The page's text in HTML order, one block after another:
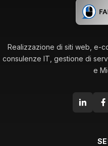
Realizzazione di siti web, e-
consulenze IT, gestione di
e